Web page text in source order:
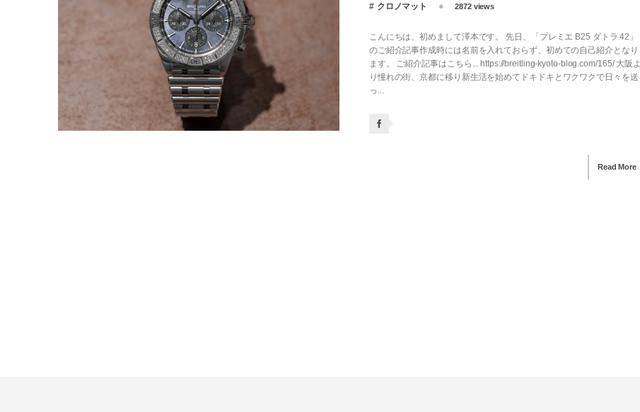
クロノマット 2872 views
こんにちは、初めまして澤本です。 先日、「プレミエ B25 ダトラ 42」
のご紹介記事作成時には名前を入れておらず、初めての自己紹介となり
ます。 ご紹介記事はこちら... https://breitling-kyoto-blog.com/165/ 大阪よ
り憧れの街、京都に移り新生活を始めてドキドキとワクワクで日々を送
っ...
Read More